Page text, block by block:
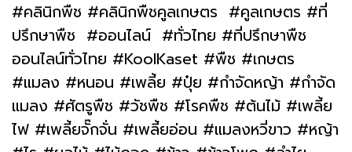
#คลินิกพืช #คลินิกพืชคูลเกษตร #คูลเกษตร #ที่
ปรึกษาพืช #ออนไลน์ #ทั่วไทย #ที่ปรึกษาพืช
ออนไลน์ทั่วไทย #KoolKaset #พืช #เกษตร
#แมลง #หนอน #เพลี้ย #ปุ๋ย #กำจัดหญ้า #กำจัด
แมลง #ศัตรูพืช #วัชพืช #โรคพืช #ต้นไม้ #เพลี้ย
ไฟ #เพลี้ยจั๊กจั่น #เพลี้ยอ่อน #แมลงหวี่ขาว #หญ้า